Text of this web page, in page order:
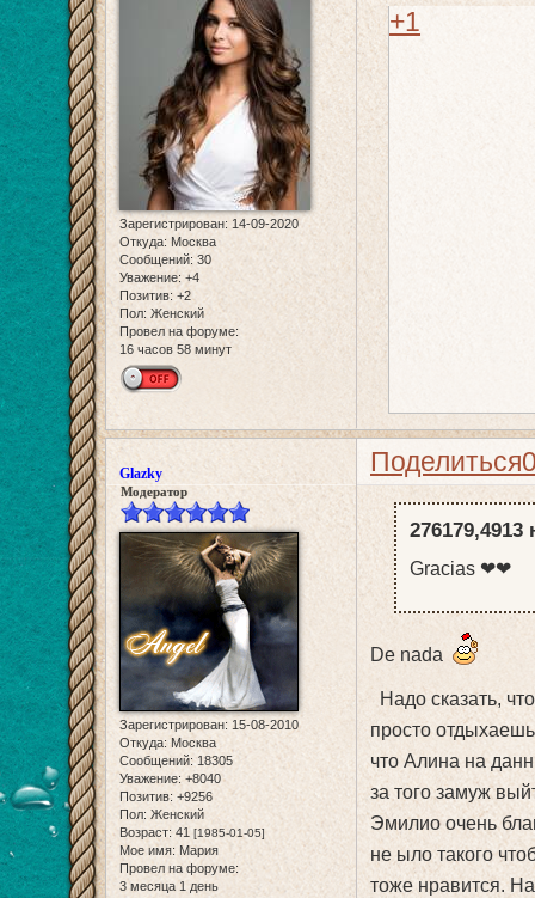
Зарегистрирован: 14-09-2020
Откуда: Москва
Сообщений: 30
Уважение: +4
Позитив: +2
Пол: Женский
Провел на форуме:
16 часов 58 минут
+1
Поделиться
Glazky
Модератор
Зарегистрирован: 15-08-2010
Откуда: Москва
Сообщений: 18305
Уважение: +8040
Позитив: +9256
Пол: Женский
Возраст: 41 [1985-01-05]
Мое имя: Мария
Провел на форуме:
3 месяца 1 день
276179,4913
Gracias ❤❤
De nada
Надо сказать,
просто
что Алина на
за того замуж
Эмилио очень
не ыло такого
тоже нравится.